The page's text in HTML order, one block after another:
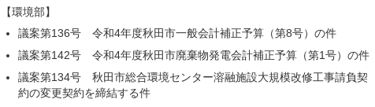
【環境部】
議案第136号 令和4年度秋田市一般会計補正予算（第8号）の件
議案第142号 令和4年度秋田市廃棄物発電会計補正予算（第1号）の件
議案第134号 秋田市総合環境センター溶融施設大規模改修工事請負契
約の変更契約を締結する件